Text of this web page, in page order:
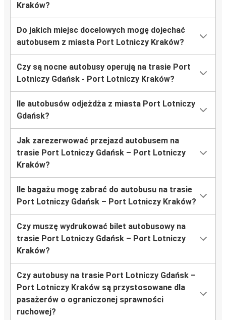
Kraków?
Do jakich miejsc docelowych mogę dojechać
autobusem z miasta Port Lotniczy Kraków?
Czy są nocne autobusy operują na trasie Port
Lotniczy Gdańsk - Port Lotniczy Kraków?
Ile autobusów odjeżdża z miasta Port Lotniczy
Gdańsk?
Jak zarezerwować przejazd autobusem na
trasie Port Lotniczy Gdańsk – Port Lotniczy
Kraków?
Ile bagażu mogę zabrać do autobusu na trasie
Port Lotniczy Gdańsk – Port Lotniczy Kraków?
Czy muszę wydrukować bilet autobusowy na
trasie Port Lotniczy Gdańsk – Port Lotniczy
Kraków?
Czy autobusy na trasie Port Lotniczy Gdańsk –
Port Lotniczy Kraków są przystosowane dla
pasażerów o ograniczonej sprawności
ruchowej?